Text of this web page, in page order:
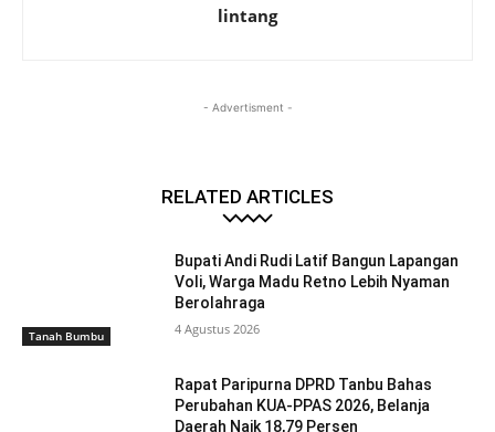
lintang
- Advertisment -
RELATED ARTICLES
Tanah Bumbu
Bupati Andi Rudi Latif Bangun Lapangan
Voli, Warga Madu Retno Lebih Nyaman
Berolahraga
4 Agustus 2026
Rapat Paripurna DPRD Tanbu Bahas
Perubahan KUA-PPAS 2026, Belanja
Daerah Naik 18,79 Persen